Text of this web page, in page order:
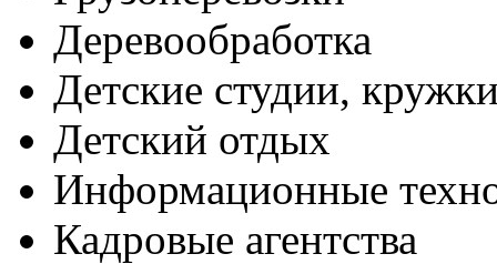
Деревообработка
Детские студии,
Детский отдых
Информационные
Кадровые агентства